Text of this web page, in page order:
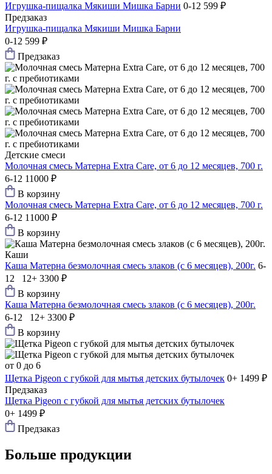
Игрушка-пищалка Мякиши Мишка Барни 0-12 599 ₽
Предзаказ
Игрушка-пищалка Мякиши Мишка Барни
0-12 599 ₽
Предзаказ
Детские смеси
Молочная смесь Матерна Extra Care, от 6 до 12 месяцев, 700 г.
6-12 11000 ₽
В корзину
Молочная смесь Матерна Extra Care, от 6 до 12 месяцев, 700 г.
6-12 11000 ₽
В корзину
Каши
Каша Матерна безмолочная смесь злаков (с 6 месяцев), 200г. 6-
12 12+ 3300 ₽
В корзину
Каша Матерна безмолочная смесь злаков (с 6 месяцев), 200г.
6-12 12+ 3300 ₽
В корзину
от 0 до 6
Щетка Pigeon с губкой для мытья детских бутылочек 0+ 1499 ₽
Предзаказ
Щетка Pigeon с губкой для мытья детских бутылочек
0+ 1499 ₽
Предзаказ
Больше продукции